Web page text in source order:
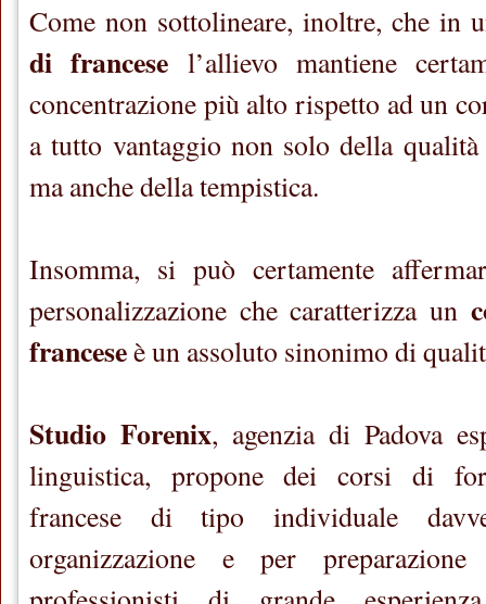
Come non sottolineare, inoltre, che in
di francese l’allievo mantiene
concentrazione più alto rispetto ad un
a tutto vantaggio non solo della qualità
ma anche della tempistica.
Insomma, si può certamente
personalizzazione che caratterizza un
franceseè un assoluto sinonimo di
Studio Forenix, agenzia di Padova
linguistica, propone dei corsi di
francese di tipo individuale
organizzazione e per